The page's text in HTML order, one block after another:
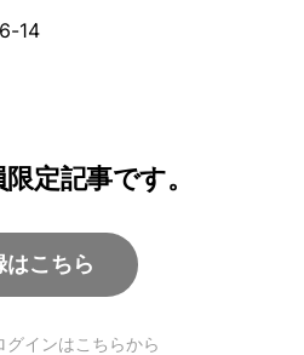
14
定記事です。
はこちら
インはこちらから